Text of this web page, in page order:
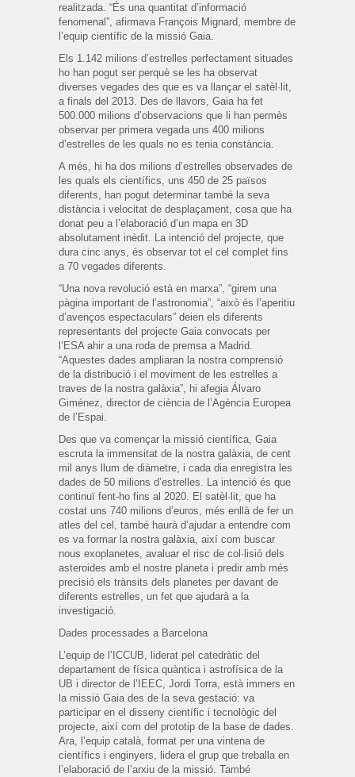
realitzada. “És una quantitat d’informació
fenomenal”, afirmava François Mignard, membre de
l’equip científic de la missió Gaia.
Els 1.142 milions d’estrelles perfectament situades
ho han pogut ser perquè se les ha observat
diverses vegades des que es va llançar el satèl·lit,
a finals del 2013. Des de llavors, Gaia ha fet
500.000 milions d’observacions que li han permès
observar per primera vegada uns 400 milions
d’estrelles de les quals no es tenia constància.
A més, hi ha dos milions d’estrelles observades de
les quals els científics, uns 450 de 25 països
diferents, han pogut determinar també la seva
distància i velocitat de desplaçament, cosa que ha
donat peu a l’elaboració d’un mapa en 3D
absolutament inèdit. La intenció del projecte, que
dura cinc anys, és observar tot el cel complet fins
a 70 vegades diferents.
“Una nova revolució està en marxa”, “girem una
pàgina important de l’astronomia”, “això és l’aperitiu
d’avenços espectaculars” deien els diferents
representants del projecte Gaia convocats per
l’ESA ahir a una roda de premsa a Madrid.
“Aquestes dades ampliaran la nostra comprensió
de la distribució i el moviment de les estrelles a
traves de la nostra galàxia”, hi afegia Álvaro
Giménez, director de ciència de l’Agència Europea
de l’Espai.
Des que va començar la missió científica, Gaia
escruta la immensitat de la nostra galàxia, de cent
mil anys llum de diàmetre, i cada dia enregistra les
dades de 50 milions d’estrelles. La intenció és que
continuï fent-ho fins al 2020. El satèl·lit, que ha
costat uns 740 milions d’euros, més enllà de fer un
atles del cel, també haurà d’ajudar a entendre com
es va formar la nostra galàxia, així com buscar
nous exoplanetes, avaluar el risc de col·lisió dels
asteroides amb el nostre planeta i predir amb més
precisió els trànsits dels planetes per davant de
diferents estrelles, un fet que ajudarà a la
investigació.
Dades processades a Barcelona
L’equip de l’ICCUB, liderat pel catedràtic del
departament de física quàntica i astrofísica de la
UB i director de l’IEEC, Jordi Torra, està immers en
la missió Gaia des de la seva gestació: va
participar en el disseny científic i tecnològic del
projecte, així com del prototip de la base de dades.
Ara, l’equip català, format per una vintena de
científics i enginyers, lidera el grup que treballa en
l’elaboració de l’arxiu de la missió. També